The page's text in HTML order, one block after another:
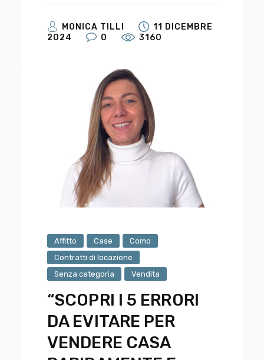
MONICA TILLI
11 DICEMBRE
2024
0 3160
Affitto Case
Como
Contratti di locazione
Senza categoria
Vendita
“SCOPRI I 5 ERRORI
DA EVITARE PER
VENDERE CASA